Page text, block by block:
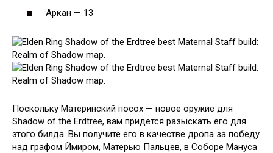
Аркан — 13
Поскольку Материнский посох — новое оружие для
Shadow of the Erdtree, вам придется разыскать его для
этого билда. Вы получите его в качестве дропа за победу
над графом Ймиром, Матерью Пальцев, в Соборе Мануса